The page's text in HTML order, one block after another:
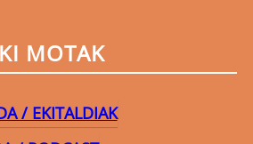
MOTAK
/ EKITALDIAK